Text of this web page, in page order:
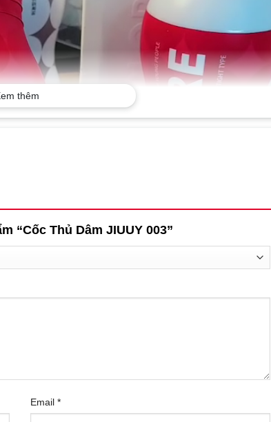
thích dành cho các quý ông, mang lại trải nghiệm cực kỳ
giác quan và mang đến cảm giác giống như quan hệ tình
thêm
“Cốc Thủ Dâm JIUUY 003”
Email *